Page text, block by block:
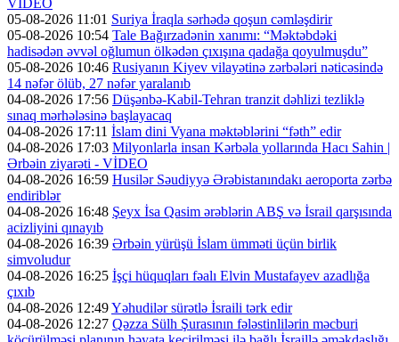
VİDEO
05-08-2026 11:01 Suriya İraqla sərhədə qoşun cəmləşdirir
05-08-2026 10:54 Tale Bağırzadənin xanımı: “Məktəbdəki
hadisədən əvvəl oğlumun ölkədən çıxışına qadağa qoyulmuşdu”
05-08-2026 10:46 Rusiyanın Kiyev vilayətinə zərbələri nəticəsində
14 nəfər ölüb, 27 nəfər yaralanıb
04-08-2026 17:56 Düşənbə-Kabil-Tehran tranzit dəhlizi tezliklə
sınaq mərhələsinə başlayacaq
04-08-2026 17:11 İslam dini Vyana məktəblərini “fəth” edir
04-08-2026 17:03 Milyonlarla insan Kərbəla yollarında Hacı Sahin |
Ərbəin ziyarəti - VİDEO
04-08-2026 16:59 Husilər Səudiyyə Ərəbistanındakı aeroporta zərbə
endiriblər
04-08-2026 16:48 Şeyx İsa Qasim ərəblərin ABŞ və İsrail qarşısında
acizliyini qınayıb
04-08-2026 16:39 Ərbəin yürüşü İslam ümməti üçün birlik
simvoludur
04-08-2026 16:25 İşçi hüquqları fəalı Elvin Mustafayev azadlığa
çıxıb
04-08-2026 12:49Yəhudilər sürətlə İsraili tərk edir
04-08-2026 12:27 Qəzza Sülh Şurasının fələstinlilərin məcburi